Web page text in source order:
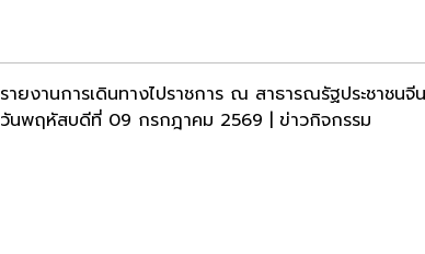
รายงานการเดินทางไปราชการ ณ สาธารณรัฐประชาช
วันพฤหัสบดีที่ 09 กรกฎาคม 2569 | ข่าวกิจกรรม